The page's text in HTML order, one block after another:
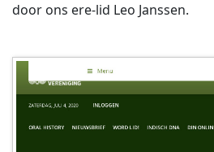
door ons ere-lid Leo Janssen.